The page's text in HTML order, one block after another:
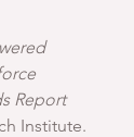
Report
Institute.